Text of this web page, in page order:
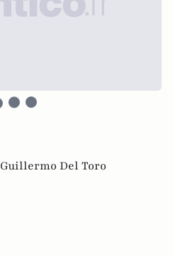
Guillermo Del Toro